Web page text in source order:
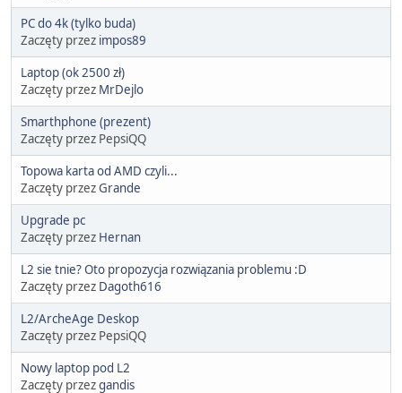
PC do 4k (tylko buda)
Zaczęty przez impos89
Laptop (ok 2500 zł)
Zaczęty przez MrDejlo
Smarthphone (prezent)
Zaczęty przez PepsiQQ
Topowa karta od AMD czyli...
Zaczęty przezGrande
Upgrade pc
Zaczęty przez Hernan
L2 sie tnie? Oto propozycja rozwiązania problemu :D
Zaczęty przez Dagoth616
L2/ArcheAge Deskop
Zaczęty przez PepsiQQ
Nowy laptop pod L2
Zaczęty przezgandis